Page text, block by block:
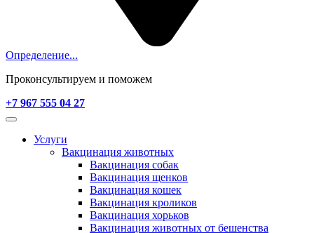
Определение...
Проконсультируем и поможем
+7 967 555 04 27
Услуги
Вакцинация животных
Вакцинация собак
Вакцинация щенков
Вакцинация кошек
Вакцинация кроликов
Вакцинация хорьков
Вакцинация животных от бешенства